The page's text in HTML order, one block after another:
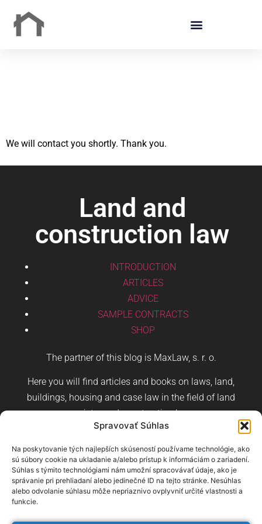
Spravovať Súhlas
Na poskytovanie tých najlepších skúseností používame technológie, ako
sú súbory cookie na ukladanie a/alebo prístup k informáciám o zariadení.
Súhlas s týmito technológiami nám umožní spracovávať údaje, ako je
správanie pri prehliadaní alebo jedinečné ID na tejto stránke. Nesúhlas
alebo odvolanie súhlasu môže nepriaznivo ovplyvniť určité vlastnosti a
funkcie.
We will contact you shortly. Thank you.
Land and
construction law
INTRODUCTION
ARTICLES
ADVICE
SAMPLE CONTRACTS
SHOP
The partner of this blog is MaxLaw, s. r. o.
Here you will find articles and books on laws, land,
buildings, housing and case law in the field of land
registry and construction law.
Slovak Czech German